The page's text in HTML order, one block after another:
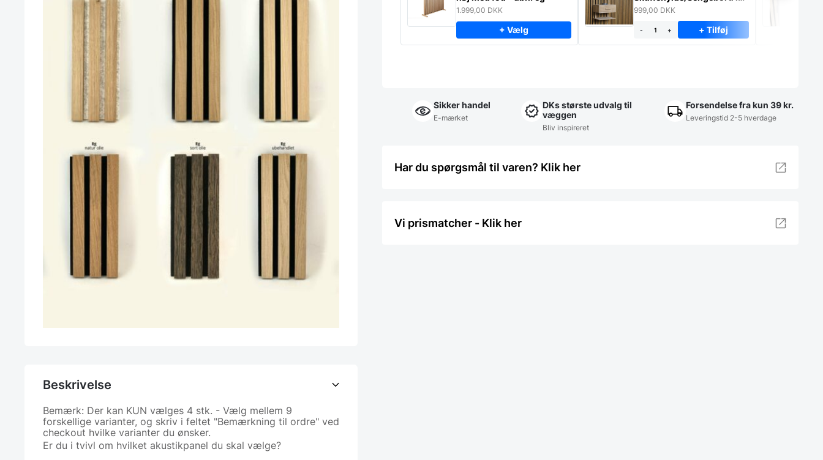
Beskrivelse
Bemærk: Der kan KUN vælges 4 stk. - Vælg mellem 9
forskellige varianter, og skriv i feltet "Bemærkning til ordre" ved
checkout hvilke varianter du ønsker.
Er du i tvivl om hvilket akustikpanel du skal vælge?
1.999,00 DKK
+ Vælg
massiv eg
999,00 DKK
- + + Tilføj
Sikker handel
E-mærket
DKs største udvalg til
væggen
Bliv inspireret
Forsendelse fra kun 39 kr.
Leveringstid 2-5 hverdage
Har du spørgsmål til varen? Klik her
Vi prismatcher - Klik her